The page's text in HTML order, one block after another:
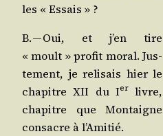
les « Essais » ?
B. — Oui, et j’en tire
« moult » pro­fit moral. Jus­
te­ment, je reli­sais hier le
cha­pitre XII du Ierlivre,
cha­pitre que Mon­taigne
consacre à l’Amitié.